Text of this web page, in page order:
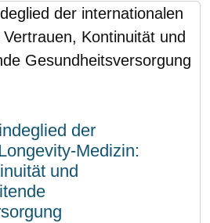
der
Medizin:
und